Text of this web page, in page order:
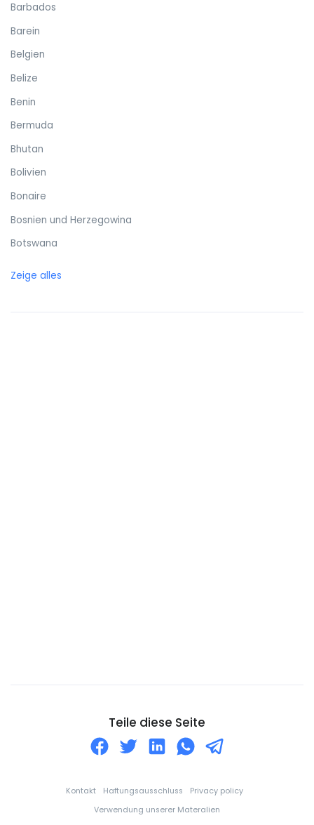
Barbados
Barein
Belgien
Belize
Benin
Bermuda
Bhutan
Bolivien
Bonaire
Bosnien und Herzegowina
Botswana
Brunei
Elfenbeinküste
Zeige alles
Teile diese Seite
Kontakt Haftungsausschluss
Privacy policy
Verwendung unserer Materalien